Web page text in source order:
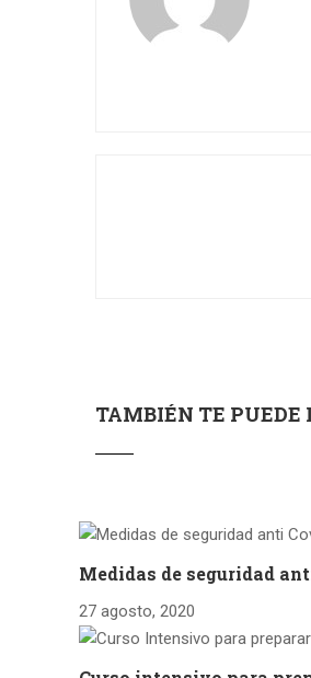
TAMBIÉN TE PUEDE
Medidas de seguridad
27 agosto, 2020